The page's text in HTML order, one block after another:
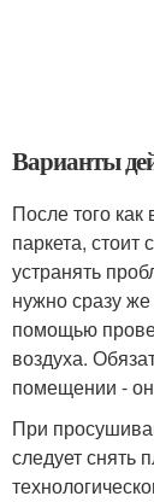
Варианты
После того
паркета, стоит
устранять
нужно сразу
помощью
воздуха.
помещении -
При
следует снять